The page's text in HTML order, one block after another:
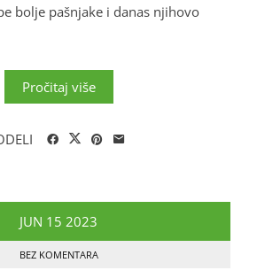
bolje pašnjake i danas njihovo
Pročitaj više
JUN 15 2023
BEZ KOMENTARA